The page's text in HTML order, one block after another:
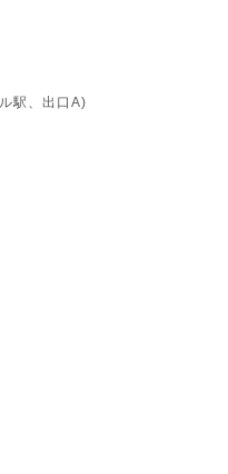
駅、出口A)